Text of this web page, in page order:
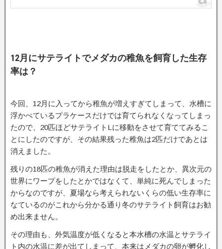
12月にサテライトでメダカの稚魚を飼育した生存
率は？
今回、12月に入ってから稚魚が増えすぎてしまって、水槽に
浮かべているプラケースだけでは育てられなくなってしまっ
たので、20匹ほどサテライトLに移動をさせて育ててみるこ
とにしたのですが、その結果残った稚魚は2匹だけであとは
消えました。
残りの18匹の稚魚が消えた理由は脱走をしたとか、異次元の
世界にワープをしたとかではなくて、単純に死んでしまった
からなのですが、夏場なら考えられないくらの低い生存率に
なているのがこれから分かる通り冬のサテライト飼育はお勧
め出来ません。
その理由も、外気温度が低くなると本水槽の水温とサテライ
ト内の水温に差が出てしまって、本来はメダカの卵が孵化し